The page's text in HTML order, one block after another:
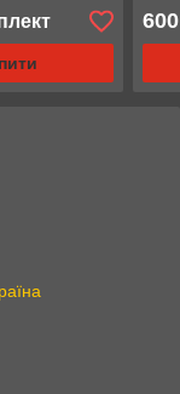
600